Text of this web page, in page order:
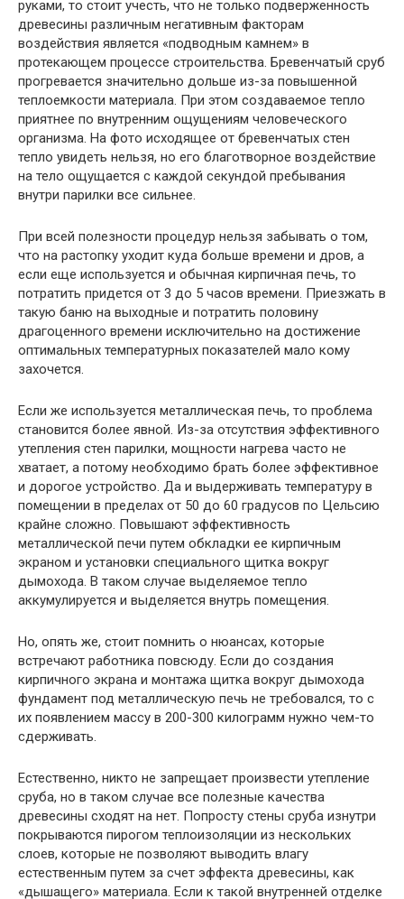
руками, то стоит учесть, что не только подверженность
древесины различным негативным факторам
воздействия является «подводным камнем» в
протекающем процессе строительства. Бревенчатый сруб
прогревается значительно дольше из-за повышенной
теплоемкости материала. При этом создаваемое тепло
приятнее по внутренним ощущениям человеческого
организма. На фото исходящее от бревенчатых стен
тепло увидеть нельзя, но его благотворное воздействие
на тело ощущается с каждой секундой пребывания
внутри парилки все сильнее.
При всей полезности процедур нельзя забывать о том,
что на растопку уходит куда больше времени и дров, а
если еще используется и обычная кирпичная печь, то
потратить придется от 3 до 5 часов времени. Приезжать в
такую баню на выходные и потратить половину
драгоценного времени исключительно на достижение
оптимальных температурных показателей мало кому
захочется.
Если же используется металлическая печь, то проблема
становится более явной. Из-за отсутствия эффективного
утепления стен парилки, мощности нагрева часто не
хватает, а потому необходимо брать более эффективное
и дорогое устройство. Да и выдерживать температуру в
помещении в пределах от 50 до 60 градусов по Цельсию
крайне сложно. Повышают эффективность
металлической печи путем обкладки ее кирпичным
экраном и установки специального щитка вокруг
дымохода. В таком случае выделяемое тепло
аккумулируется и выделяется внутрь помещения.
Но, опять же, стоит помнить о нюансах, которые
встречают работника повсюду. Если до создания
кирпичного экрана и монтажа щитка вокруг дымохода
фундамент под металлическую печь не требовался, то с
их появлением массу в 200-300 килограмм нужно чем-то
сдерживать.
Естественно, никто не запрещает произвести утепление
сруба, но в таком случае все полезные качества
древесины сходят на нет. Попросту стены сруба изнутри
покрываются пирогом теплоизоляции из нескольких
слоев, которые не позволяют выводить влагу
естественным путем за счет эффекта древесины, как
«дышащего» материала. Если к такой внутренней отделке